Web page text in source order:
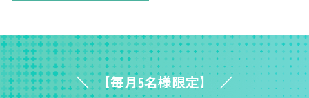
【毎月5名様限定】